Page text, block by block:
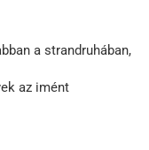
a strandruhában,
az imént